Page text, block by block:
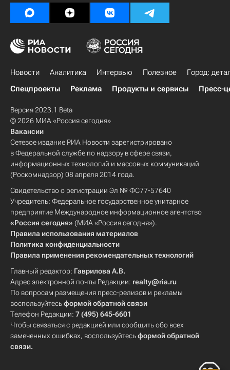
Новости Аналитика Интервью Полезное
Город:
Спецпроекты
Реклама Продукты и сервисы Пресс-
Версия 2023.1 Beta
© 2026 МИА «Россия сегодня»
Вакансии
Сетевое издание РИА Новости зарегистрировано
в Федеральной службе по надзору в сфере связи,
информационных технологий и массовых коммуникаций
(Роскомнадзор) 08 апреля 2014 года.
Свидетельство о регистрации Эл № ФС77-57640
Учредитель: Федеральное государственное унитарное
предприятие Международное информационное агентство
«Россия сегодня» (МИА «Россия сегодня»).
Правила использования материалов
Политика конфиденциальности
Правила применения рекомендательных технологий
Главный редактор: Гаврилова А.В.
Адрес электронной почты Редакции: realty@ria.ru
По вопросам размещения пресс-релизов и рекламы
воспользуйтесьформой обратной связи
Телефон Редакции: 7 (495) 645-6601
Чтобы связаться с редакцией или сообщить обо всех
замеченных ошибках, воспользуйтесьформой обратной
связи.